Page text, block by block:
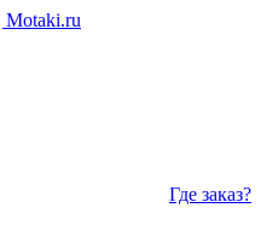
Где заказ?